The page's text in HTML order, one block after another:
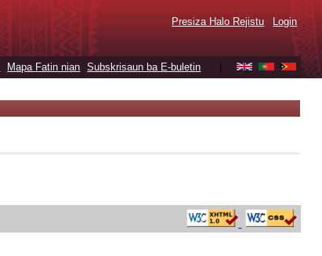
Presiza Halo Rejistu Login
Mapa Fatin nian Subskrisaun ba E-buletin